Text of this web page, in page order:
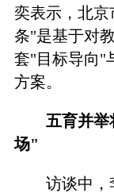
奕表示，北京
条"是基于对
套"目标导向"
方案。
五育并
场"
访谈中，